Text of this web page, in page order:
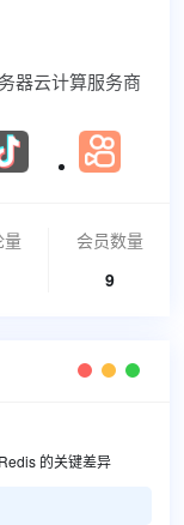
器云计算服务商
量
会员数量
9
的关键差异